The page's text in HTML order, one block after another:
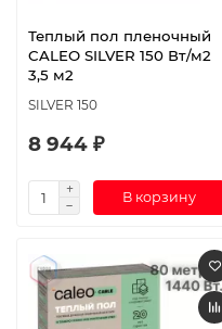
Теплый пол пленочный
CALEO SILVER 150 Вт/м2
3,5 м2
SILVER 150
8 944 ₽
В корзину